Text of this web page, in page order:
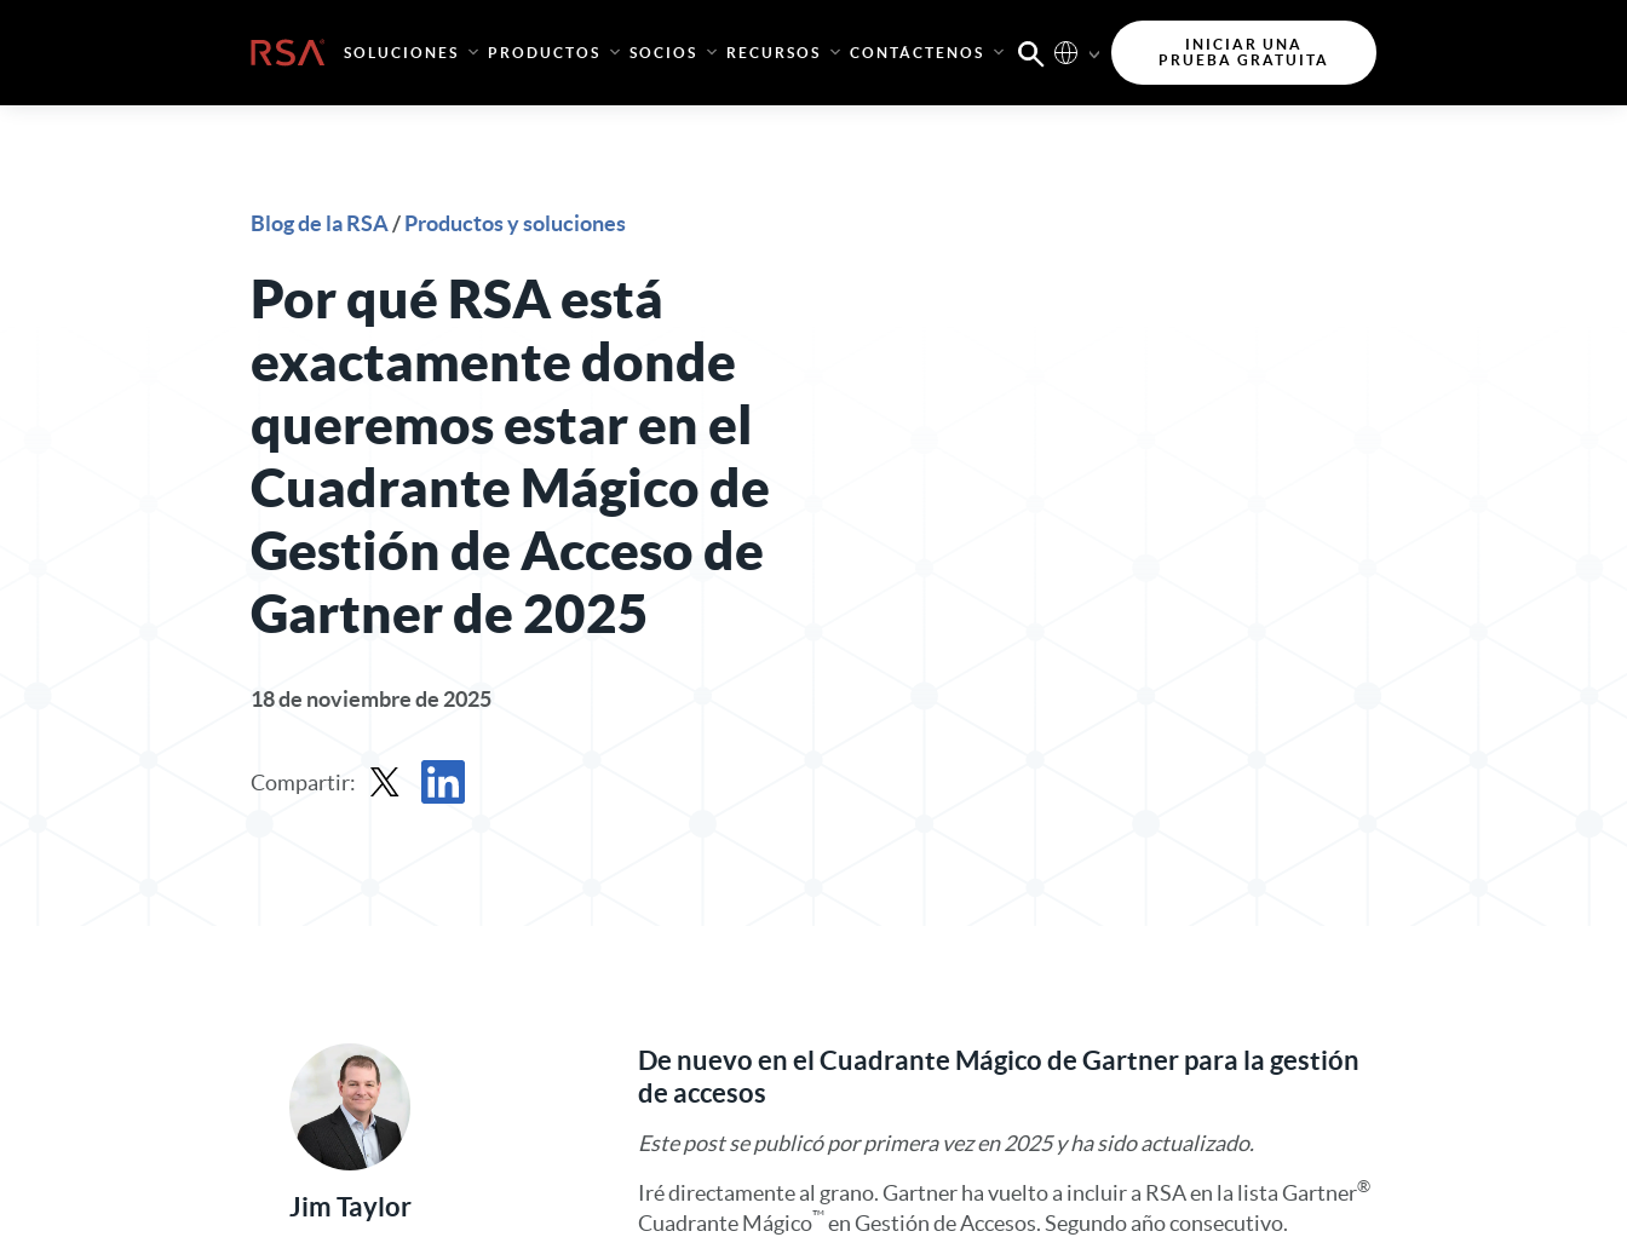
Inicio SOLUCIONES PRODUCTOS SOCIOS RECURSOS CONTÁCTENOS
INICIAR UNA
PRUEBA GRATUITA
Blog de la RSA/Productos y soluciones
Por qué RSA está
exactamente donde
queremos estar en el
Cuadrante Mágico de
Gestión de Acceso de
Gartner de 2025
18 de noviembre de 2025
Compartir:
Jim Taylor
De nuevo en el Cuadrante Mágico de Gartner para la gestión
de accesos
Este post se publicó por primera vez en 2025 y ha sido actualizado.
Iré directamente al grano. Gartner ha vuelto a incluir a RSA en la lista Gartner®
Cuadrante Mágico™en Gestión de Accesos. Segundo año consecutivo.